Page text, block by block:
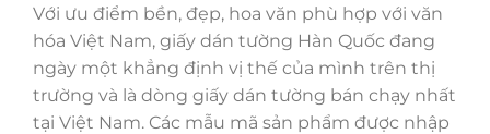
Với ưu điểm bền, đẹp, hoa văn phù hợp với văn
hóa Việt Nam, giấy dán tường Hàn Quốc đang
ngày một khẳng định vị thế của mình trên thị
trường và là dòng giấy dán tường bán chạy nhất
tại Việt Nam. Các mẫu mã sản phẩm được nhập